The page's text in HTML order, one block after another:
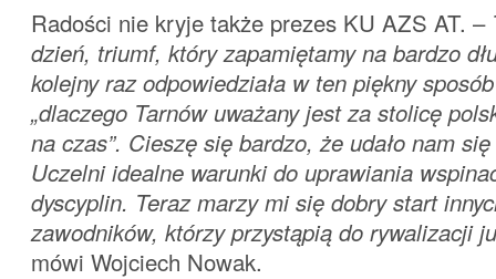
Radości nie kryje także prezes KU AZS AT. –
dzień, triumf, który zapamiętamy na bardzo
kolejny raz odpowiedziała w ten piękny
„dlaczego Tarnów uważany jest za stolicę
na czas”. Cieszę się bardzo, że udało nam
Uczelni idealne warunki do uprawiania
dyscyplin. Teraz marzy mi się dobry start
zawodników, którzy przystąpią do rywalizacji
mówi Wojciech Nowak.